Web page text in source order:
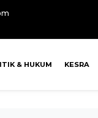
& HUKUM KESRA